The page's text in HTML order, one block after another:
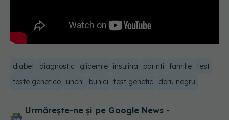
diabet diagnostic glicemie insulina parinti familie test
teste genetice
unchi bunici test genetic doru negru
Urmărește-ne și pe Google News -